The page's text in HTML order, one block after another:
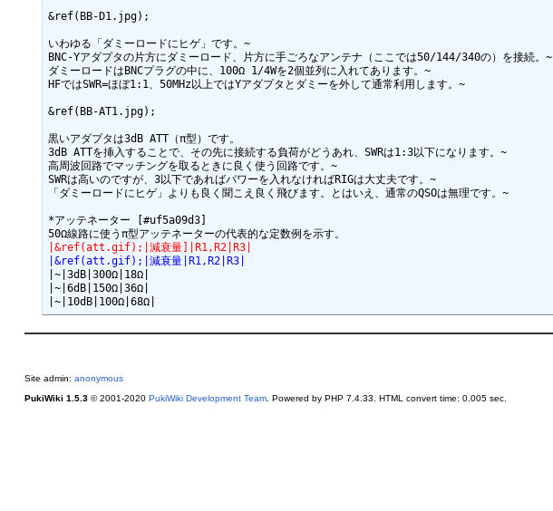
&ref(BB-D1.jpg);
いわゆる「ダミーロードにヒゲ」です。~
BNC-Yアダプタの片方にダミーロード、片方に手ごろなアンテナ（ここでは50/144/340の）を接続。~
ダミーロードはBNCプラグの中に、100Ω 1/4Wを2個並列に入れてあります。~
HFではSWR=ほぼ1:1、50MHz以上ではYアダプタとダミーを外して通常利用します。~
&ref(BB-AT1.jpg);
黒いアダプタは3dB ATT（π型）です。
3dB ATTを挿入することで、その先に接続する負荷がどうあれ、SWRは1:3以下になります。~
高周波回路でマッチングを取るときに良く使う回路です。~
SWRは高いのですが、3以下であればパワーを入れなければRIGは大丈夫です。~
「ダミーロードにヒゲ」よりも良く聞こえ良く飛びます。とはいえ、通常のQSOは無理です。~
*アッテネーター [#uf5a09d3]
|&ref(att.gif);|減衰量]|R1,R2|R3|
|&ref(att.gif);|減衰量|R1,R2|R3|
|~|3dB|300Ω|18Ω|
|~|6dB|150Ω|36Ω|
Site admin: anonymous
PukiWiki 1.5.3© 2001-2020 PukiWiki Development Team. Powered by PHP 7.4.33. HTML convert time: 0.005 sec.